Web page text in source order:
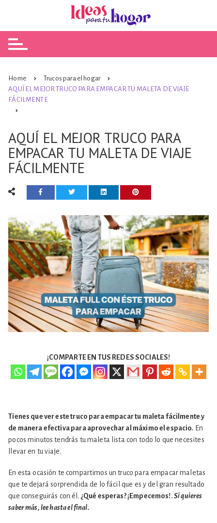
Home
Trucos para el hogar
AQUÍ EL MEJOR TRUCO PARA EMPACAR TU MALETA DE VIAJE
FÁCILMENTE
AQUÍ EL MEJOR TRUCO PARA
EMPACAR TU MALETA DE VIAJE
FÁCILMENTE
¡COMPARTE EN TUS REDES SOCIALES!
Tienes que ver este truco para empacar tu maleta fácilmente y
de manera efectiva para aprovechar al máximo el espacio. En
pocos minutos tendrás tu maleta lista con todo lo que necesites
llevar en tu viaje.
En esta ocasión te compartimos un truco para empacar maletas
que te dejará sorprendida de lo fácil que es y del gran resultado
que conseguirás con él. ¿Qué esperas? ¡Empecemos!.Si quieres
saber más, lee hasta el final.